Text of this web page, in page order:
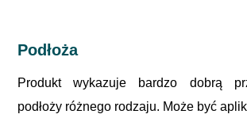
Podłoża
Produkt wykazuje bardzo dobrą
podłoży różnego rodzaju. Może być